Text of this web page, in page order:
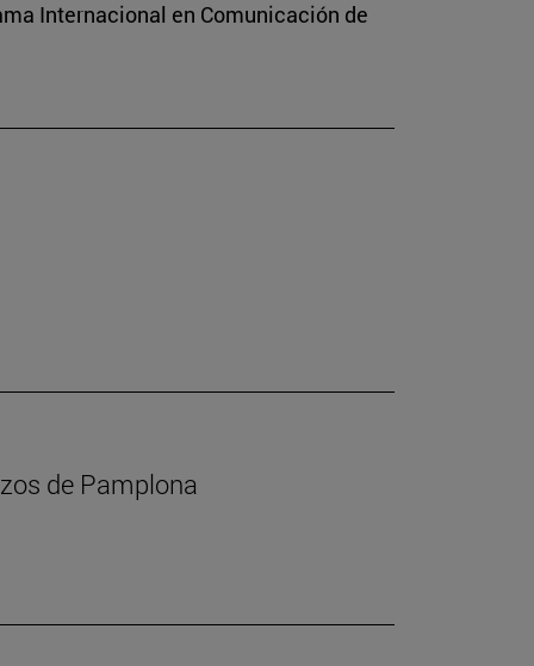
Internacional en Comunicación de
de Pamplona